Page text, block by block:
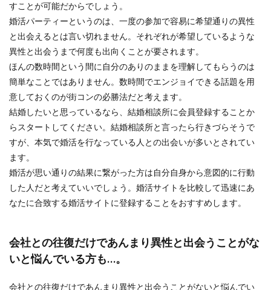
すことが可能だからでしょう。
婚活パーティーというのは、一度の参加で容易に希望通りの異性
と出会えるとは言い切れません。それぞれが希望しているような
異性と出会うまで何度も出向くことが要されます。
ほんの数時間という間に自分のありのままを理解してもらうのは
簡単なことではありません。数時間でエンジョイできる話題を用
意しておくのが街コンの必勝法だと考えます。
結婚したいと思っているなら、結婚相談所に会員登録することか
らスタートしてください。結婚相談所と言ったら行きづらそうで
すが、本気で婚活を行なっている人との出会いが多いとされてい
ます。
婚活が思い通りの結果に繋がった方は自分自身から意図的に行動
した人だと考えていいでしょう。婚活サイトを比較して迅速にあ
なたに合致する婚活サイトに登録することをおすすめします。
会社との往復だけであんまり異性と出会うことがな
いと悩んでいる方も…。
会社との往復だけであんまり異性と出会うことがないと悩んでい